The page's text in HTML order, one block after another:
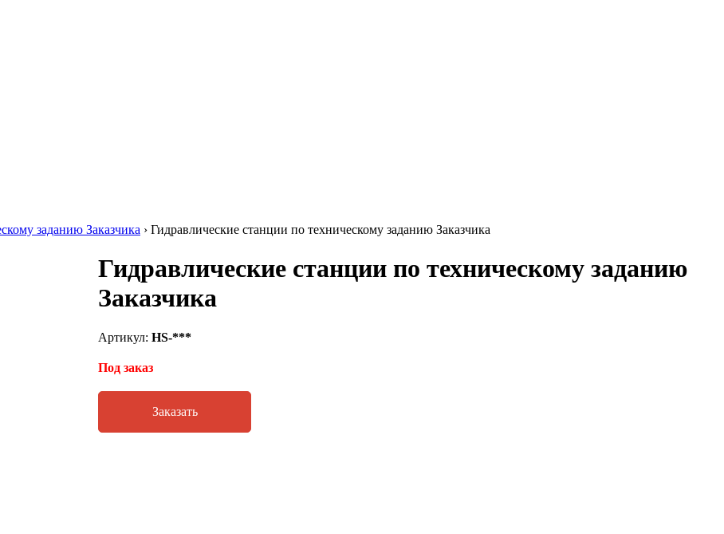
заданию Заказчика › Гидравлические станции по техническому заданию Заказчика
Гидравлические станции по техническому заданию
Заказчика
Артикул:HS-***
Под заказ
Заказать